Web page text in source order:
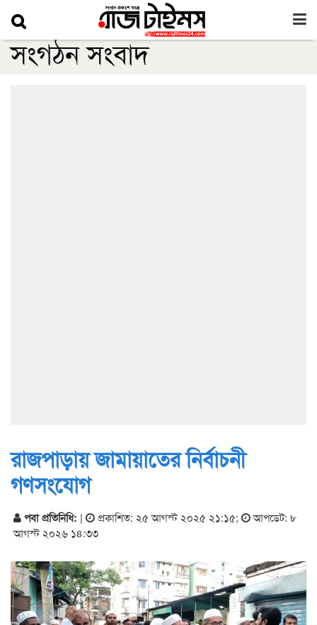
সংগঠন সংবাদ
রাজপাড়ায় জামায়াতের নির্বাচনী
গণসংযোগ
পবা প্রতিনিধি: | প্রকাশিত: ২৫ আগস্ট ২০২৫ ২১:১৫;
আপডেট: ৮
আগস্ট ২০২৬ ১৪:৩৩